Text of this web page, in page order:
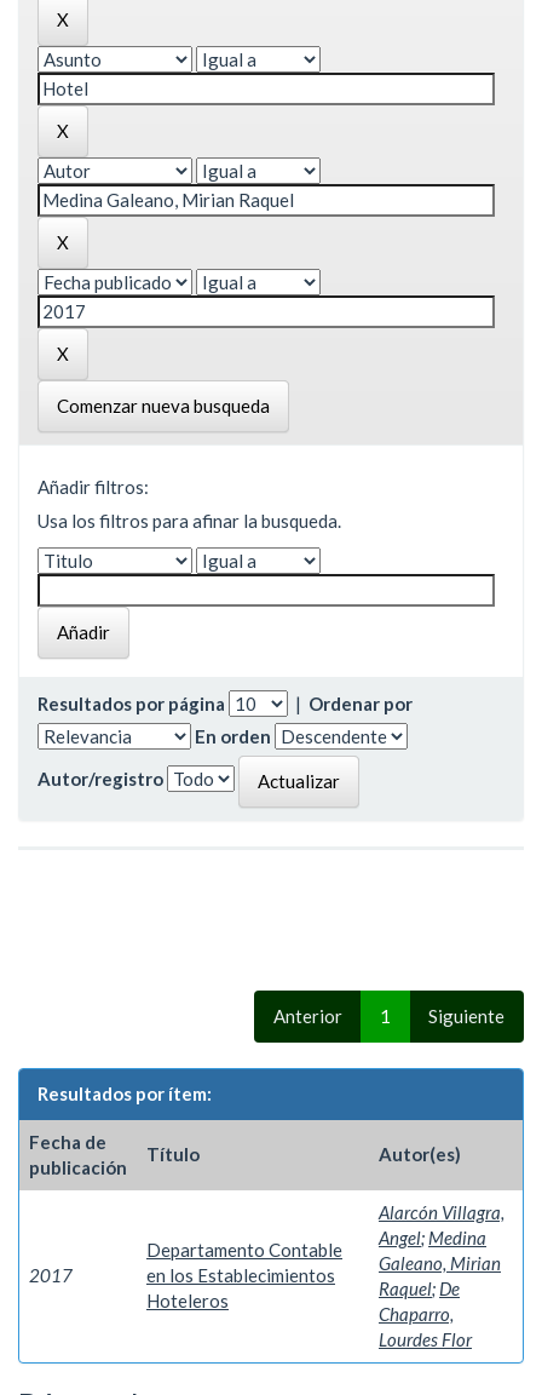
Comenzar nueva busqueda
Añadir filtros:
Usa los filtros para afinar la busqueda.
Resultados por página | Ordenar por
En orden
Autor/registro
Anterior 1 Siguiente
Resultados por ítem:
Fecha de
publicación
Título Autor(es)
2017
Departamento Contable
en los Establecimientos
Hoteleros
Alarcón Villagra,
Angel; Medina
Galeano, Mirian
Raquel; De
Chaparro,
Lourdes Flor